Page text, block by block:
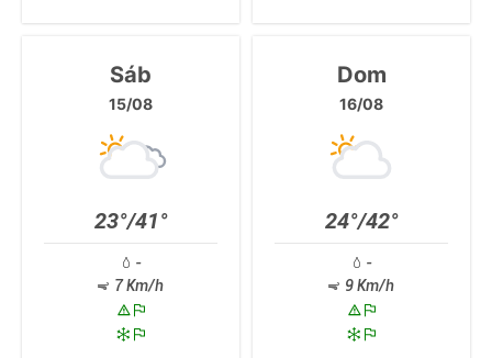
Sáb
15/08
23°/41°
-
7 Km/h
Dom
16/08
24°/42°
-
9 Km/h